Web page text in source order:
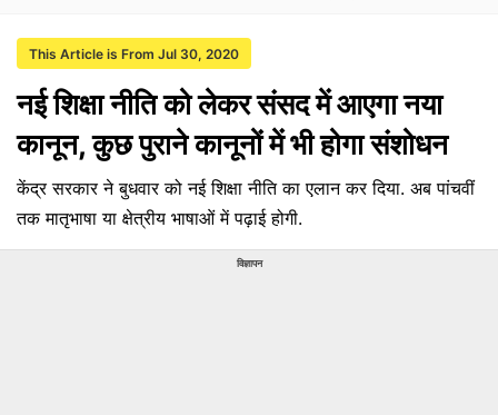
This Article is From Jul 30, 2020
नई शिक्षा नीति को लेकर संसद में आएगा नया
कानून, कुछ पुराने कानूनों में भी होगा संशोधन
केंद्र सरकार ने बुधवार को नई शिक्षा नीति का एलान कर दिया. अब पांचवीं
तक मातृभाषा या क्षेत्रीय भाषाओं में पढ़ाई होगी.
विज्ञापन